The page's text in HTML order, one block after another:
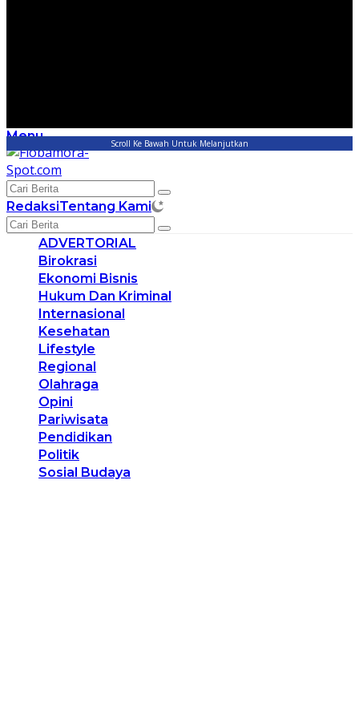
Scroll Ke Bawah Untuk Melanjutkan
Menu
RedaksiTentang Kami
ADVERTORIAL
Birokrasi
Ekonomi Bisnis
Hukum Dan Kriminal
Internasional
Kesehatan
Lifestyle
Regional
Olahraga
Opini
Pariwisata
Pendidikan
Politik
Sosial Budaya